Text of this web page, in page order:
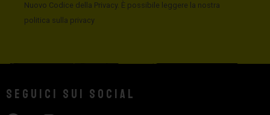
Nuovo Codice della Privacy. È possibile leggere la nostra
politica sulla privacy
Seguici sui social